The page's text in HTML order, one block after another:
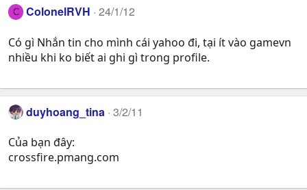
C ColonelRVH 24/1/12
Có gì Nhắn tin cho mình cái yahoo đi, tại ít vào gamevn
nhiều khi ko biết ai ghi gì trong profile.
duyhoang_tina 3/2/11
Của bạn đây:
crossfire.pmang.com